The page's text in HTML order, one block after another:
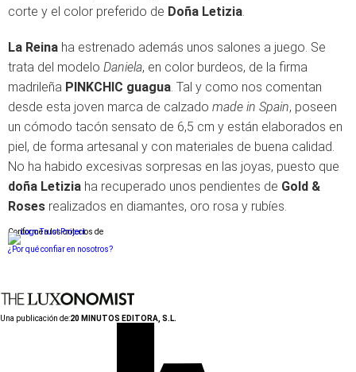
corte y el color preferido de Doña Letizia
La Reina ha estrenado además unos salones a juego. Se
trata del modelo Daniela, en color burdeos, de la firma
madrileña PINKCHIC guagua . Tal y como nos comentan
desde esta joven marca de calzado made in Spain, poseen
un cómodo tacón sensato de 6,5 cm y están elaborados en
piel, de forma artesanal y con materiales de buena calidad.
No ha habido excesivas sorpresas en las joyas, puesto que
doña Letizia ha recuperado unos pendientes de Gold &
Roses realizados en diamantes, oro rosa y rubíes.
Conforme a los criterios de
¿Por qué confiar en nosotros?
Una publicación de:20 MINUTOS EDITORA, S.L.